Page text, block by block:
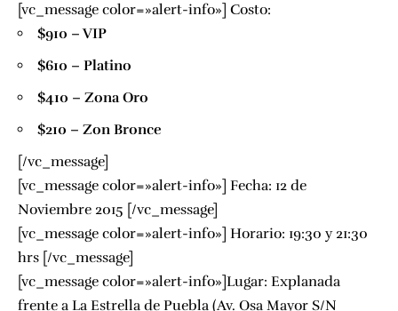
[vc_message color=»alert-info»] Costo:
$910 – VIP
$610 – Platino
$410 – Zona Oro
$210 – Zon Bronce
[/vc_message]
[vc_message color=»alert-info»] Fecha: 12 de
Noviembre 2015 [/vc_message]
[vc_message color=»alert-info»] Horario: 19:30 y 21:30
hrs [/vc_message]
[vc_message color=»alert-info»]Lugar: Explanada
frente a La Estrella de Puebla (Av. Osa Mayor S/N